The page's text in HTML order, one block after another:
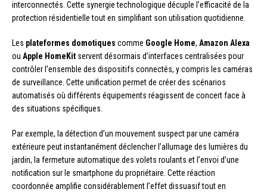
interconnectés. Cette synergie technologique décuple l’efficacité de la
protection résidentielle tout en simplifiant son utilisation quotidienne.
Les plateformes domotiques comme Google Home, Amazon Alexa
ou Apple HomeKit servent désormais d’interfaces centralisées pour
contrôler l’ensemble des dispositifs connectés, y compris les caméras
de surveillance. Cette unification permet de créer des scénarios
automatisés où différents équipements réagissent de concert face à
des situations spécifiques.
Par exemple, la détection d’un mouvement suspect par une caméra
extérieure peut instantanément déclencher l’allumage des lumières du
jardin, la fermeture automatique des volets roulants et l’envoi d’une
notification sur le smartphone du propriétaire. Cette réaction
coordonnée amplifie considérablement l’effet dissuasif tout en